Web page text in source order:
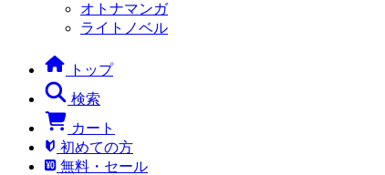
オトナマンガ
ライトノベル
トップ
検索
カート
初めての方
無料・セール